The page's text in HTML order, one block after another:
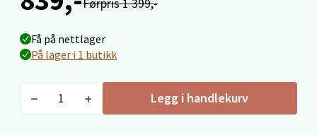
Førpris 1 399,-
Få på nettlager
På lager i 1 butikk
Legg i handlekurv
Åpent i dag 09-19
0 i butikk
Velg